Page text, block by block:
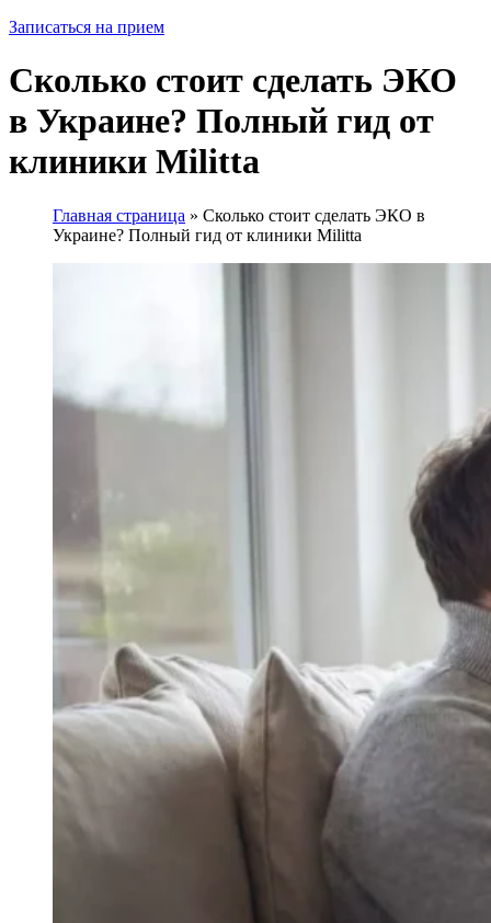
Записаться на прием
Сколько стоит сделать ЭКО
в Украине? Полный гид от
клиники Militta
Главная страница » Сколько стоит сделать ЭКО в
Украине? Полный гид от клиники Militta